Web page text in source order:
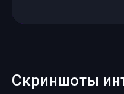
Скриншоты